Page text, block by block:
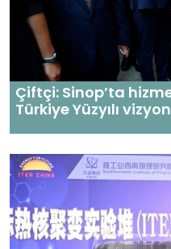
Çiftçi: Sinop’ta
Türkiye Yüzyılı